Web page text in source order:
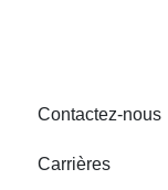
navigation
Contactez-nous
Carrières